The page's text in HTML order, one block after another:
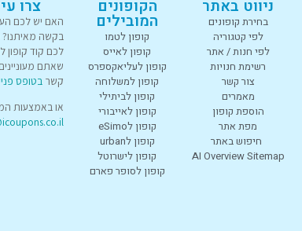
ניווט באתר
בחירת קופונים
לפי קטגוריה
לפי חנות / אתר
רשימת חנויות
צור קשר
מאמרים
הוספת קופון
מפת אתר
חיפוש באתר
AI Overview Sitemap
הקופונים
המובילים
קופון לטמו
קופון לאייס
קופון לעליאקספרס
קופון למשלוחה
קופון לביתילי
קופון לאייבורי
קופון לeSimo
קופון לurban
קופון לישרוטל
קופון לסופר פארם
צרו
האם יש לכם
בקשה מאיתנו?
לכם קוד קופון
שאתם
קשר בטופס
או באמצעות